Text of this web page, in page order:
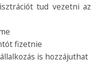
tud vezetni az
fizetnie
is hozzájuthat